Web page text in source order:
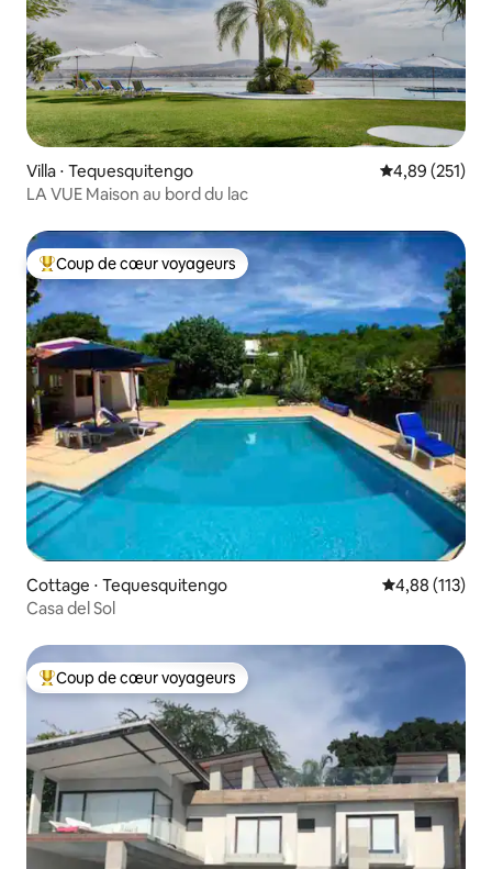
Villa ⋅ Tequesquitengo Évaluation
4,89 (251)
LA VUE Maison au bord du lac
Coups de cœur voyageurs les plus appréciés
Coup de cœur voyageurs
Cottage ⋅ Tequesquitengo Évaluation
4,88 (113)
Casa del Sol
Coups de cœur voyageurs les plus appréciés
Coup de cœur voyageurs